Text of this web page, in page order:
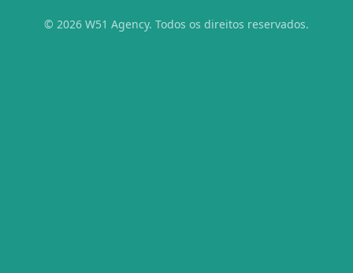
© 2026 W51 Agency. Todos os direitos reservados.